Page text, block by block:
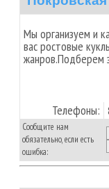
Мы организуем и
вас ростовые
жанров.Подберем
Телефоны:
Сообщите нам
обязательно, если есть
ошибка: